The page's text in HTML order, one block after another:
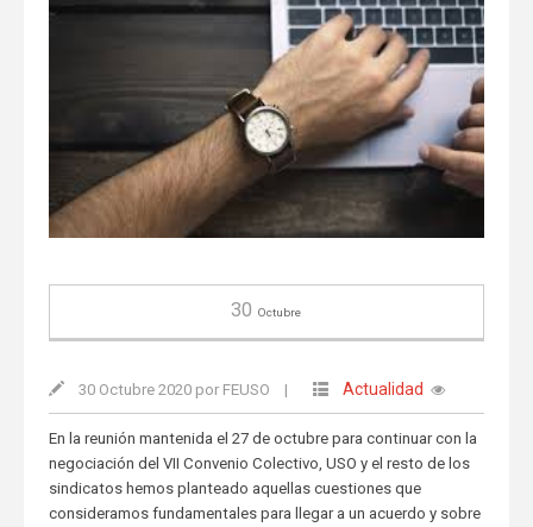
30 Octubre
30 Octubre 2020 por FEUSO | Actualidad
En la reunión mantenida el 27 de octubre para continuar con la
negociación del VII Convenio Colectivo, USO y el resto de los
sindicatos hemos planteado aquellas cuestiones que
consideramos fundamentales para llegar a un acuerdo y sobre